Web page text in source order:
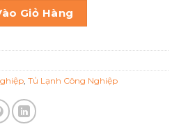
FT-158MA-S số lượng
Giỏ Hàng
, Tủ Lạnh Công Nghiệp